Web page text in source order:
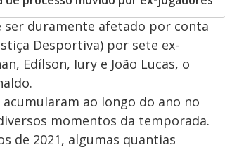
ser duramente afetado por conta
Desportiva) por sete ex-
Edílson, Iury e João Lucas, o
ao longo do ano no
momentos da temporada.
de 2021, algumas quantias